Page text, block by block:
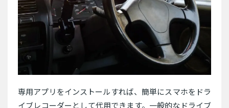
専用アプリをインストールすれば、簡単にスマホをドラ
イブレコーダーとして代用できます。一般的なドライブ